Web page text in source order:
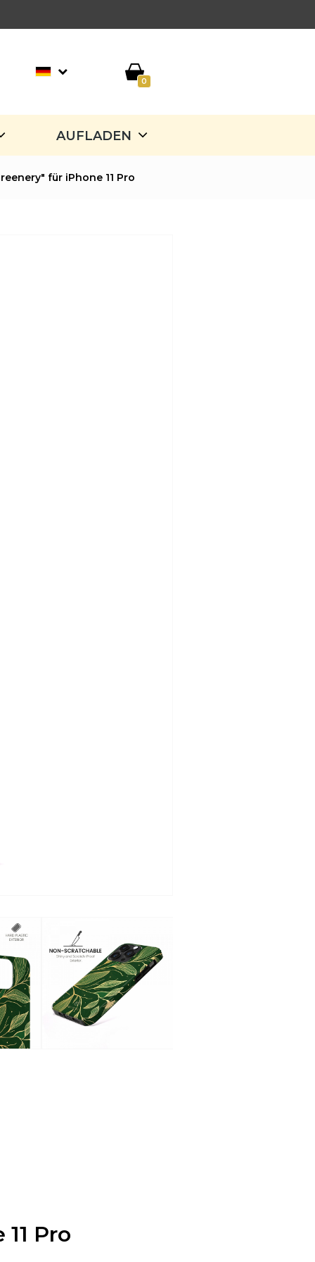
0
AUFLADEN
für iPhone 11 Pro
Pro